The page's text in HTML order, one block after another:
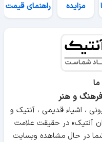
مزایده راهنمای قیمت
ما
و هنر
، اشیاء قدیمی ، آنتیک و
آنتیک» در حقیقت علامت
در حال مشاهده وبسایت